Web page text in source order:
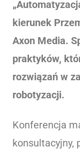
kierunek
Axon Media.
praktyków,
rozwiązań w
robotyzacji.
Konferencja
konsultacyjny,